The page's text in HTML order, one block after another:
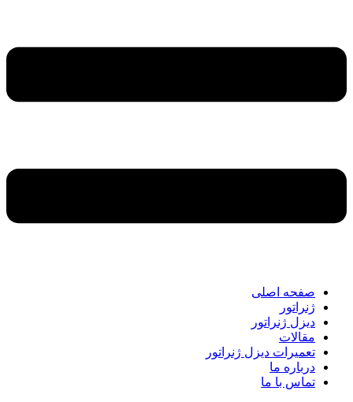
صفحه اصلی
ژنراتور
دیزل ژنراتور
مقالات
تعمیرات دیزل ژنراتور
درباره ما
تماس با ما